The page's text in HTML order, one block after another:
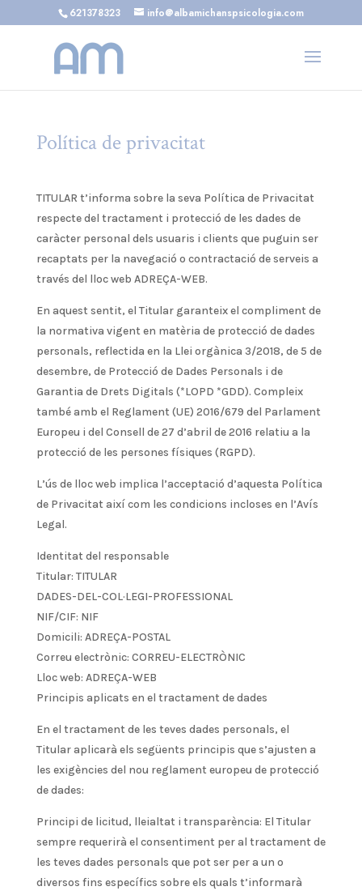
621378323 info@albamichanspsicologia.com
Política de privacitat
TITULAR t’informa sobre la seva Política de Privacitat
respecte del tractament i protecció de les dades de
caràcter personal dels usuaris i clients que puguin ser
recaptats per la navegació o contractació de serveis a
través del lloc web ADREÇA-WEB.
En aquest sentit, el Titular garanteix el compliment de
la normativa vigent en matèria de protecció de dades
personals, reflectida en la Llei orgànica 3/2018, de 5 de
desembre, de Protecció de Dades Personals i de
Garantia de Drets Digitals (*LOPD *GDD). Compleix
també amb el Reglament (UE) 2016/679 del Parlament
Europeu i del Consell de 27 d’abril de 2016 relatiu a la
protecció de les persones físiques (RGPD).
L’ús de lloc web implica l’acceptació d’aquesta Política
de Privacitat així com les condicions incloses en l’Avís
Legal.
Identitat del responsable
Titular: TITULAR
DADES-DEL-COL·LEGI-PROFESSIONAL
NIF/CIF: NIF
Domicili: ADREÇA-POSTAL
Correu electrònic: CORREU-ELECTRÒNIC
Lloc web: ADREÇA-WEB
Principis aplicats en el tractament de dades
En el tractament de les teves dades personals, el
Titular aplicarà els següents principis que s’ajusten a
les exigències del nou reglament europeu de protecció
de dades:
Principi de licitud, lleialtat i transparència: El Titular
sempre requerirà el consentiment per al tractament de
les teves dades personals que pot ser per a un o
diversos fins específics sobre els quals t’informarà